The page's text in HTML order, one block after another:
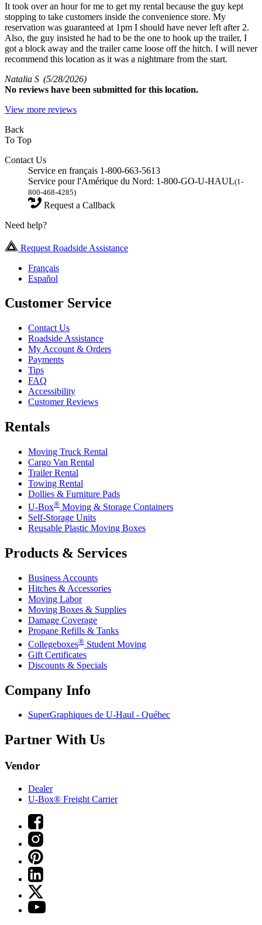
It took over an hour for me to get my rental because the guy kept
stopping to take customers inside the convenience store. My
reservation was guaranteed at 1pm I should have never left after 2.
Also, the guy insisted he had to be the one to hook up the trailer, I
got a block away and the trailer came loose off the hitch. I will never
recommend this location as it was a nightmare from the start.
Natalia S (5/28/2026)
No reviews have been submitted for this location.
View more reviews
Back
To Top
Contact Us
Service en français 1-800-663-5613
Service pour l'Amérique du Nord: 1-800-GO-U-HAUL(1-
800-468-4285)
Request a Callback
Need help?
Request Roadside Assistance
Français
Español
Customer Service
Contact Us
Roadside Assistance
My Account & Orders
Payments
Tips
FAQ
Accessibility
Customer Reviews
Rentals
Moving Truck Rental
Cargo Van Rental
Trailer Rental
Towing Rental
Dollies & Furniture Pads
U-Box® Moving & Storage Containers
Self-Storage Units
Reusable Plastic Moving Boxes
Products & Services
Business Accounts
Hitches & Accessories
Moving Labor
Moving Boxes & Supplies
Damage Coverage
Propane Refills & Tanks
Collegeboxes® Student Moving
Gift Certificates
Discounts & Specials
Company Info
SuperGraphiques de U-Haul - Québec
Partner With Us
Vendor
Dealer
U-Box® Freight Carrier